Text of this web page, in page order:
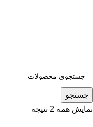
جستجو
نمایش همه 2 نتیجه